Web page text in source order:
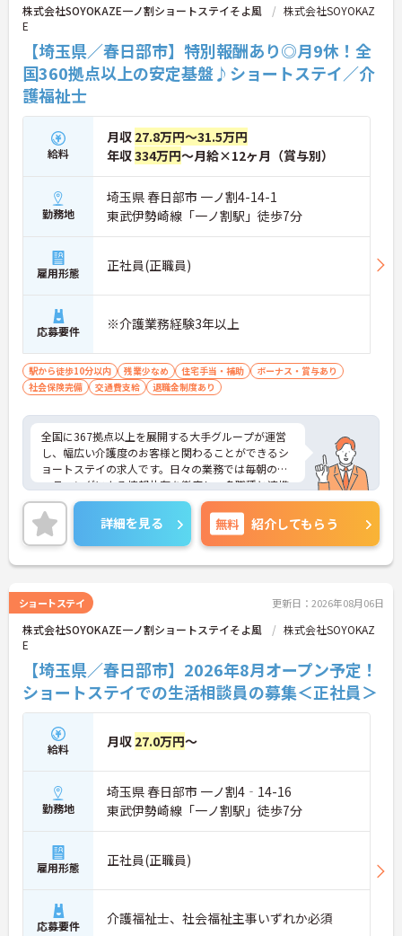
株式会社SOYOKAZE一ノ割ショートステイそよ風
株式会社SOYOKAZ
E
【埼玉県／春日部市】特別報酬あり◎月9休！全
国360拠点以上の安定基盤♪ショートステイ／介
護福祉士
給料
月収 27.8万円～31.5万円
年収334万円～月給×12ヶ月（賞与別）
勤務地
埼玉県 春日部市 一ノ割4-14-1
東武伊勢崎線「一ノ割駅」徒歩7分
雇用形態 正社員(正職員)
応募要件 ※介護業務経験3年以上
駅から徒歩10分以内 残業少なめ 住宅手当・補助
ボーナス・賞与あり
社会保険完備
交通費支給 退職金制度あり
全国に367拠点以上を展開する大手グループが運営
し、幅広い介護度のお客様と関わることができるシ
ョートステイの求人です。日々の業務では毎朝のミ
ーティングによる情報共有を徹底し、多職種と連携
しながらお客様一人ひとりの生活を支える体制を整
えています。入社後はOJT制度による先輩スタッフ
の丁寧な指導や定期的な面談があり、資格取得支援
制度も完備しているため、着実にスキルを磨ける環
境です。待遇面では、月給に加えて年2回の賞与や実
やチームワークが収入に反映されます。また、残業
がほぼなく年間17日のリフレッシュ休暇を利用でき
るほか、定年65歳かつ70歳までの再雇用制度を設け
期的にキャリアを築いていけます。自分らしい身だ
しなみで働ける点も魅力の一つであり、安定した基
盤のもとで新たな挑戦が期待できます。
★おすすめPOINT★
【毎朝のミーティングで情報を共有し、スタッフ間
で円滑に連携できる体制です】
・スタッフ全員で毎朝お客様の体調や変化を共有す
る仕組みにより、多職種間でスムーズな連携を図る
ことができます。
ながら業務に取り組めます。
【充実したフォローアップ体制と資格取得支援で、
着実にキャリアを積んでいけます】
・経験や年齢に関係なくOJT制度で先輩スタッフか
詳細を見る 無料 紹介してもらう
ショートステイ 更新日：2026年08月06日
株式会社SOYOKAZE一ノ割ショートステイそよ風
株式会社SOYOKAZ
E
【埼玉県／春日部市】2026年8月オープン予定！
ショートステイでの生活相談員の募集＜正社員＞
給料 月収 27.0万円～
勤務地
埼玉県 春日部市 一ノ割4‐14-16
東武伊勢崎線「一ノ割駅」徒歩7分
雇用形態 正社員(正職員)
応募要件 介護福祉士、社会福祉主事いずれか必須